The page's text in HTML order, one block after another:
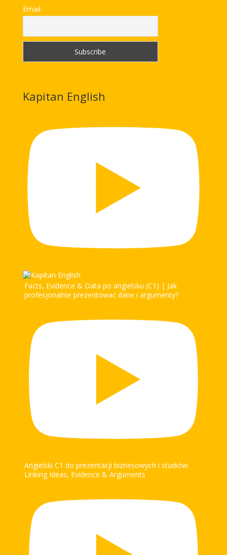
Email
Kapitan English
Facts, Evidence & Data po angielsku (C1) | Jak
profesjonalnie prezentować dane i argumenty?
Angielski C1 do prezentacji biznesowych i studiów:
Linking Ideas, Evidence & Arguments